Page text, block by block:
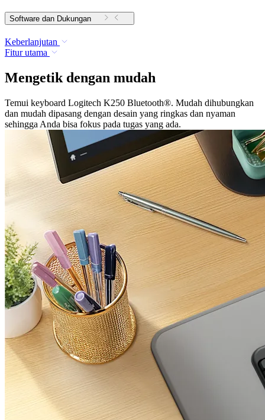
Software dan Dukungan
Keberlanjutan
Fitur utama
Mengetik dengan mudah
Temui keyboard Logitech K250 Bluetooth®. Mudah dihubungkan
dan mudah dipasang dengan desain yang ringkas dan nyaman
sehingga Anda bisa fokus pada tugas yang ada.